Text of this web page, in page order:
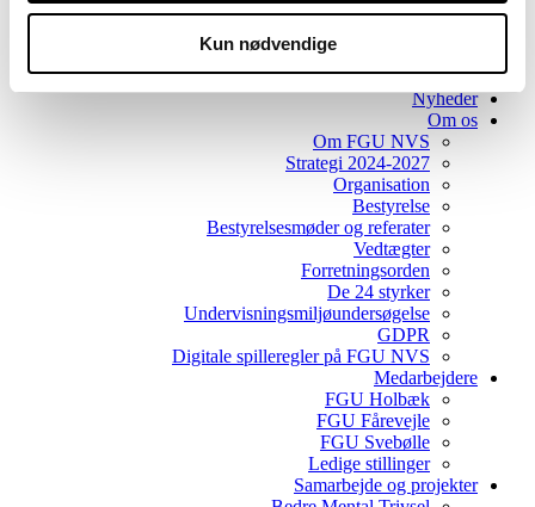
Kun nødvendige
EGU - Erhvervsgrunduddannelsen
GF2 - Grundforløb 2
Søg ind på ungdomsuddannelserne
Eksamensreglement
Nyheder
Om os
Om FGU NVS
Strategi 2024-2027
Organisation
Bestyrelse
Bestyrelsesmøder og referater
Vedtægter
Forretningsorden
De 24 styrker
Undervisningsmiljøundersøgelse
GDPR
Digitale spilleregler på FGU NVS
Medarbejdere
FGU Holbæk
FGU Fårevejle
FGU Svebølle
Ledige stillinger
Samarbejde og projekter